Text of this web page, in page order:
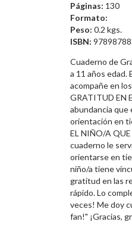
Páginas: 130
Formato:
Peso: 0.2 kgs.
ISBN:
Cuaderno de
a 11 años
acompañe en
GRATITUD EN
abundancia que
orientación en
EL NIÑO/A
cuaderno le
orientarse en
niño/a tiene
gratitud en las
rápido. Lo
veces! Me doy
fan!" ¡Gracias,